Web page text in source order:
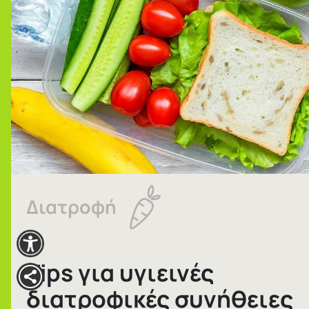
Διατροφή
Tips για υγιεινές
διατροφικές συνήθειες